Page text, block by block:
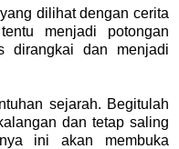
dilihat dengan cerita
menjadi potongan
dirangkai dan menjadi
sejarah. Begitulah
dan tetap saling
ini akan membuka